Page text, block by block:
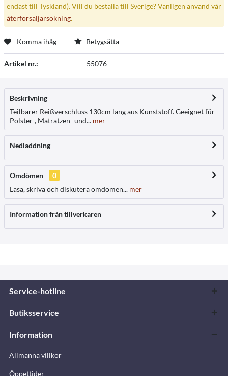
endast till Tyskland). Vill du beställa till Sverige? Vänligen använd vår
återförsäljarsökning.
Komma ihåg Betygsätta
Artikel nr.: 55076
Beskrivning
Teilbarer Reißverschluss 130cm lang aus Kunststoff. Geeignet für
Polster-, Matratzen- und... mer
Nedladdning
Omdömen
0
Läsa, skriva och diskutera omdömen... mer
Information från tillverkaren
Service-hotline
Butiksservice
Information
Allmänna villkor
Öppettider